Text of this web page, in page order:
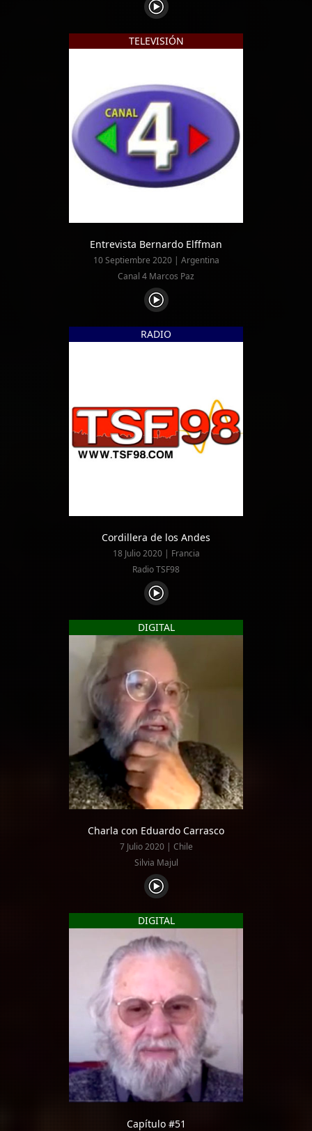
TELEVISIÓN
Entrevista Bernardo Elffman
10 Septiembre 2020 | Argentina
Canal 4 Marcos Paz
RADIO
Cordillera de los Andes
18 Julio 2020 | Francia
Radio TSF98
DIGITAL
Charla con Eduardo Carrasco
7 Julio 2020 | Chile
Silvia Majul
DIGITAL
Capítulo #51